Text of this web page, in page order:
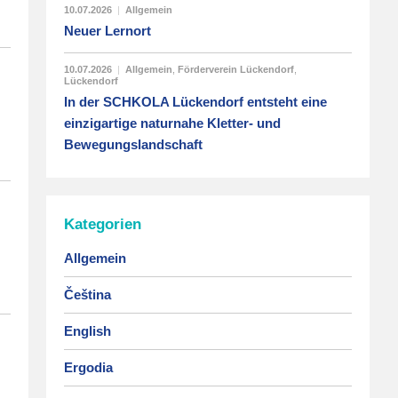
10.07.2026 | Allgemein
Neuer Lernort
10.07.2026 | Allgemein Förderverein Lückendorf
Lückendorf
In der SCHKOLA Lückendorf entsteht eine
einzigartige naturnahe Kletter- und
Bewegungslandschaft
Kategorien
Allgemein
Čeština
English
Ergodia